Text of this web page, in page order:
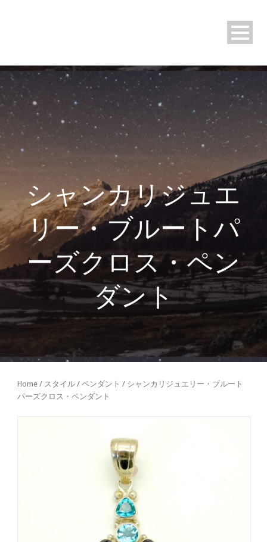
シャンカリジュエ
リー・ブルートパ
ーズクロス・ペン
ダント
Home / スタイル / ペンダント / シャンカリジュエリー・ブルート
パーズクロス・ペンダント